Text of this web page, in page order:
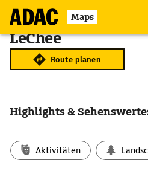
Maps
LeChee
Route planen
Highlights &
Aktivitäten